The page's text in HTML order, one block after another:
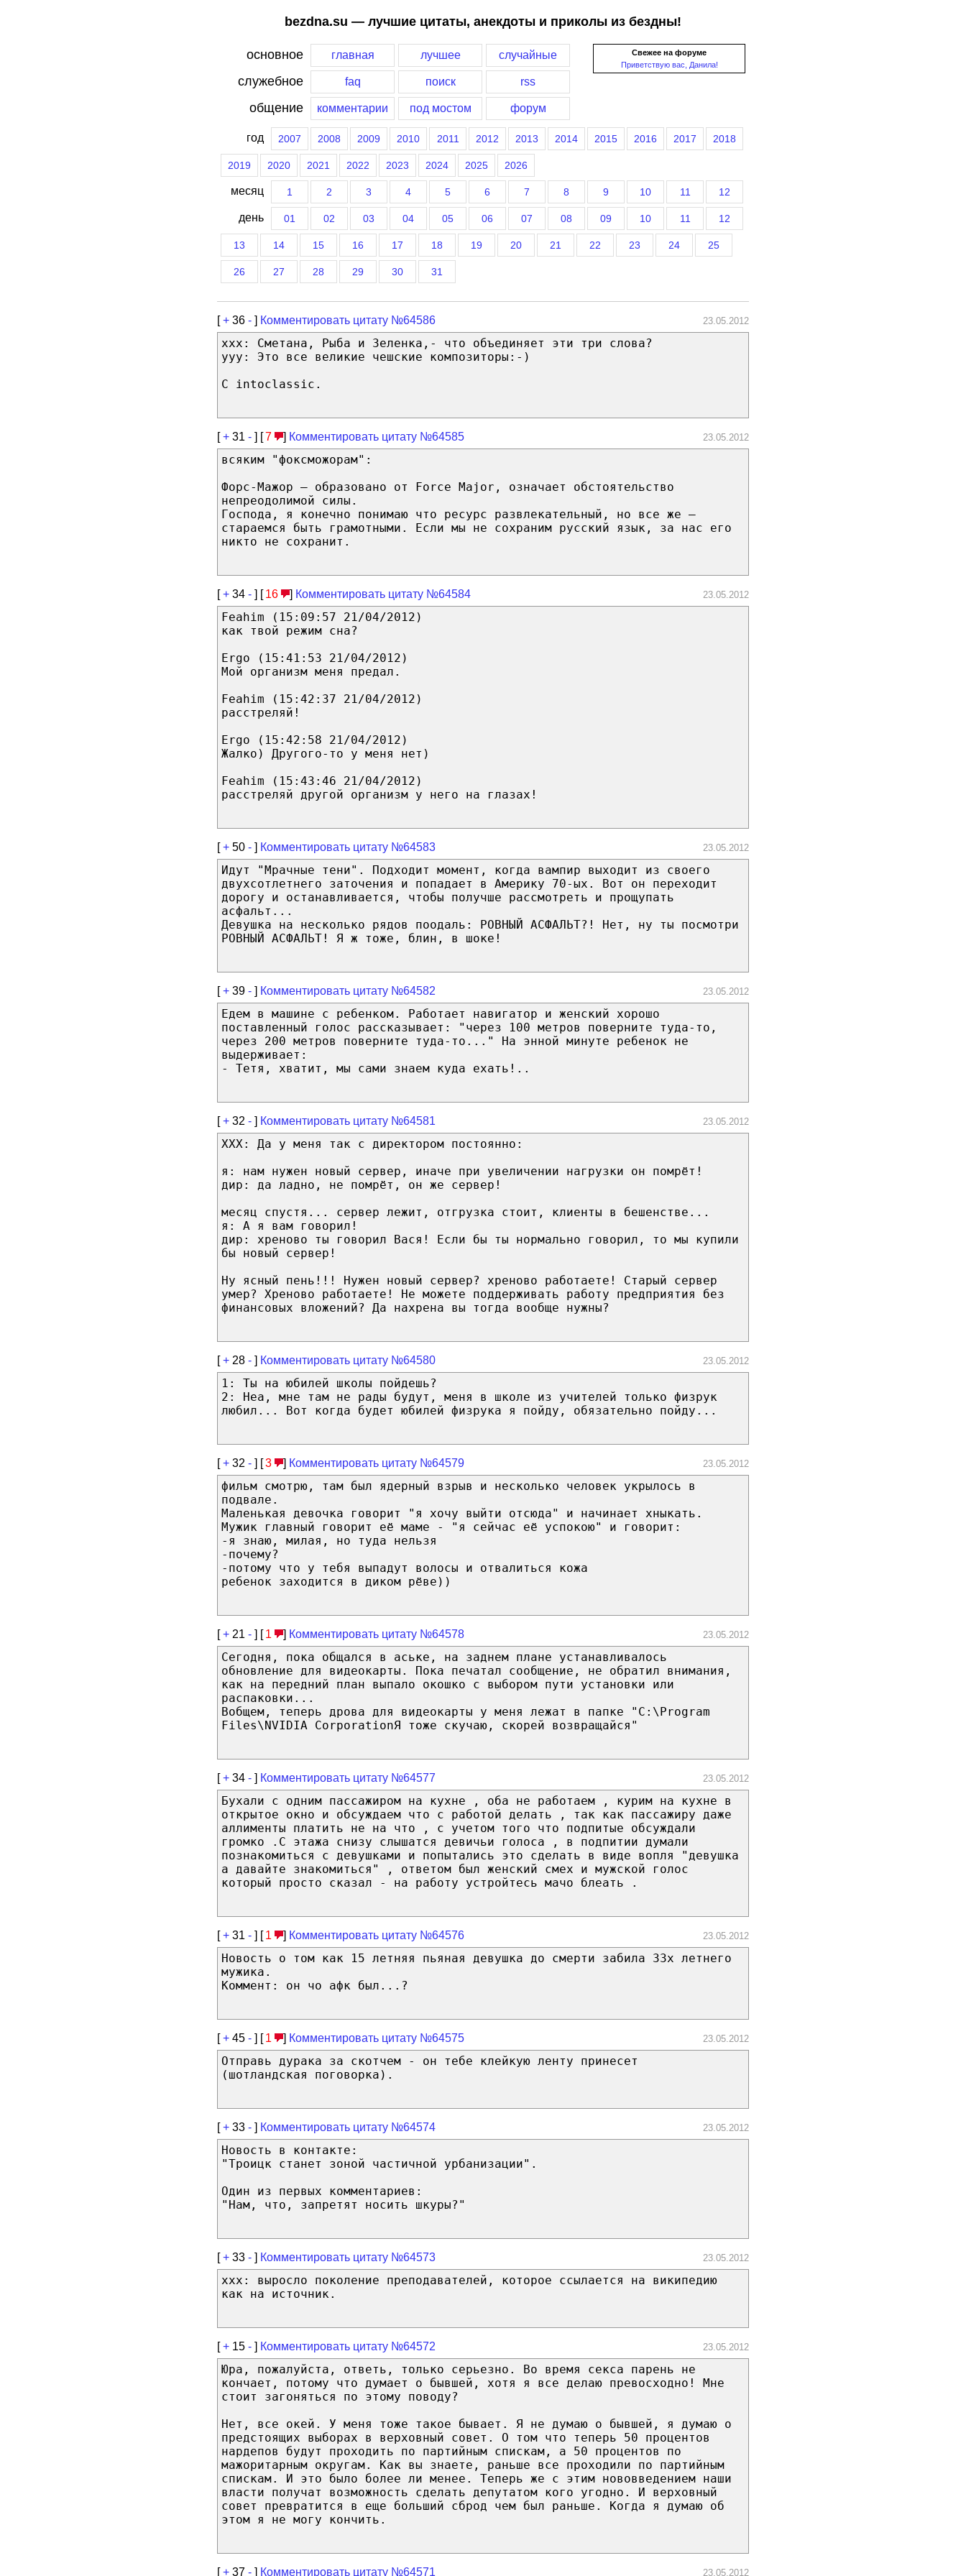
bezdna.su — лучшие цитаты, анекдоты и приколы из бездны!
Свежее на форуме
Приветствую вас, Данила!
основное главная лучшее случайные
служебное faq поиск rss
общение комментарии под мостом форум
год 2007 2008 2009 2010 2011 2012 2013 2014 2015 2016 2017 2018
2019 2020 2021 2022 2023 2024 2025 2026
месяц 1 2 3 4 5 6 7 8 9 10 11 12
день 01 02 03 04 05 06 07 08 09 10 11 12
13 14 15 16 17 18 19 20 21 22 23 24 25
26 27 28 29 30 31
[+ 36 - ] Комментировать цитату №64586 23.05.2012
xxx: Сметана, Рыба и Зеленка,- что объединяет эти три слова?
yyy: Это все великие чешские композиторы:-)
С intoclassic.
[+ 31 - ] [7 ] Комментировать цитату №64585 23.05.2012
всяким "фоксможорам":
Форс-Мажор — образовано от Force Major, означает обстоятельство
непреодолимой силы.
Господа, я конечно понимаю что ресурс развлекательный, но все же —
стараемся быть грамотными. Если мы не сохраним русский язык, за нас его
никто не сохранит.
[+ 34 - ] [ 16 ] Комментировать цитату №64584 23.05.2012
Feahim (15:09:57 21/04/2012)
как твой режим сна?
Ergo (15:41:53 21/04/2012)
Мой организм меня предал.
Feahim (15:42:37 21/04/2012)
расстреляй!
Ergo (15:42:58 21/04/2012)
Жалко) Другого-то у меня нет)
Feahim (15:43:46 21/04/2012)
расстреляй другой организм у него на глазах!
[+ 50 - ] Комментировать цитату №64583 23.05.2012
Идут "Мрачные тени". Подходит момент, когда вампир выходит из своего
двухсотлетнего заточения и попадает в Америку 70-ых. Вот он переходит
дорогу и останавливается, чтобы получше рассмотреть и прощупать
асфальт...
Девушка на несколько рядов поодаль: РОВНЫЙ АСФАЛЬТ?! Нет, ну ты посмотри
РОВНЫЙ АСФАЛЬТ! Я ж тоже, блин, в шоке!
[+ 39 - ] Комментировать цитату №64582 23.05.2012
Едем в машине с ребенком. Работает навигатор и женский хорошо
поставленный голос рассказывает: "через 100 метров поверните туда-то,
через 200 метров поверните туда-то..." На энной минуте ребенок не
выдерживает:
- Тетя, хватит, мы сами знаем куда ехать!..
[+ 32 - ] Комментировать цитату №64581 23.05.2012
ХХХ: Да у меня так с директором постоянно:
я: нам нужен новый сервер, иначе при увеличении нагрузки он помрёт!
дир: да ладно, не помрёт, он же сервер!
месяц спустя... сервер лежит, отгрузка стоит, клиенты в бешенстве...
я: А я вам говорил!
дир: хреново ты говорил Вася! Если бы ты нормально говорил, то мы купили
бы новый сервер!
Ну ясный пень!!! Нужен новый сервер? хреново работаете! Старый сервер
умер? Хреново работаете! Не можете поддерживать работу предприятия без
финансовых вложений? Да нахрена вы тогда вообще нужны?
[+ 28 - ] Комментировать цитату №64580 23.05.2012
1: Ты на юбилей школы пойдешь?
2: Неа, мне там не рады будут, меня в школе из учителей только физрук
любил... Вот когда будет юбилей физрука я пойду, обязательно пойду...
[+ 32 - ] [3 ] Комментировать цитату №64579 23.05.2012
фильм смотрю, там был ядерный взрыв и несколько человек укрылось в
подвале.
Маленькая девочка говорит "я хочу выйти отсюда" и начинает хныкать.
Мужик главный говорит её маме - "я сейчас её успокою" и говорит:
-я знаю, милая, но туда нельзя
-почему?
-потому что у тебя выпадут волосы и отвалиться кожа
ребенок заходится в диком рёве))
[+ 21 - ] [ 1 ] Комментировать цитату №64578 23.05.2012
Сегодня, пока общался в аське, на заднем плане устанавливалось
обновление для видеокарты. Пока печатал сообщение, не обратил внимания,
как на передний план выпало окошко с выбором пути установки или
распаковки...
Вобщем, теперь дрова для видеокарты у меня лежат в папке "C:\Program
Files\NVIDIA CorporationЯ тоже скучаю, скорей возвращайся"
[+ 34 - ] Комментировать цитату №64577 23.05.2012
Бухали с одним пассажиром на кухне , оба не работаем , курим на кухне в
открытое окно и обсуждаем что с работой делать , так как пассажиру даже
аллименты платить не на что , с учетом того что подпитые обсуждали
громко .С этажа снизу слышатся девичьи голоса , в подпитии думали
познакомиться с девушками и попытались это сделать в виде вопля "девушка
а давайте знакомиться" , ответом был женский смех и мужской голос
который просто сказал - на работу устройтесь мачо блеать .
[+ 31 - ] [ 1 ] Комментировать цитату №64576 23.05.2012
Новость о том как 15 летняя пьяная девушка до смерти забила 33х летнего
мужика.
Коммент: он чо афк был...?
[+ 45 - ] [ 1 ] Комментировать цитату №64575 23.05.2012
Отправь дурака за скотчем - он тебе клейкую ленту принесет
(шотландская поговорка).
[+ 33 - ] Комментировать цитату №64574 23.05.2012
Новость в контакте:
"Троицк станет зоной частичной урбанизации".
Один из первых комментариев:
"Нам, что, запретят носить шкуры?"
[+ 33 - ] Комментировать цитату №64573 23.05.2012
xxx: выросло поколение преподавателей, которое ссылается на википедию
как на источник.
[+ 15 - ] Комментировать цитату №64572 23.05.2012
Юра, пожалуйста, ответь, только серьезно. Во время секса парень не
кончает, потому что думает о бывшей, хотя я все делаю превосходно! Мне
стоит загоняться по этому поводу?
Нет, все окей. У меня тоже такое бывает. Я не думаю о бывшей, я думаю о
предстоящих выборах в верховный совет. О том что теперь 50 процентов
нардепов будут проходить по партийным спискам, а 50 процентов по
мажоритарным округам. Как вы знаете, раньше все проходили по партийным
спискам. И это было более ли менее. Теперь же с этим нововведением наши
власти получат возможность сделать депутатом кого угодно. И верховный
совет превратится в еще больший сброд чем был раньше. Когда я думаю об
этом я не могу кончить.
[+ 37 - ] Комментировать цитату №64571 23.05.2012